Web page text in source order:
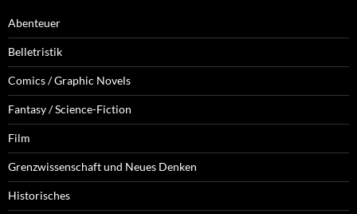
Abenteuer
Belletristik
Comics / Graphic Novels
Fantasy / Science-Fiction
Film
Grenzwissenschaft und Neues Denken
Historisches